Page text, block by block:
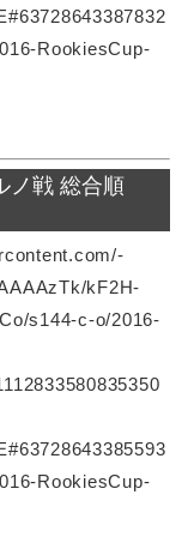
RookiesCup-
ノ戦 総合順
kF2H-
s144-c-o/2016-
RookiesCup-